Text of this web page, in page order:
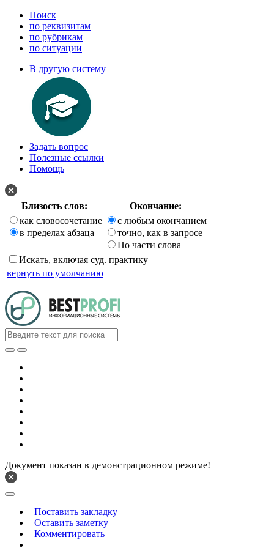
Поиск
по реквизитам
по рубрикам
по ситуации
В другую систему
Задать вопрос
Полезные ссылки
Помощь
Близость слов:
Окончание:
как словосочетание
в пределах абзаца
с любым окончанием
точно, как в запросе
По части слова
Искать, включая суд. практику
вернуть по умолчанию
Документ показан в демонстрационном режиме!
Поставить закладку
Оставить заметку
Комментировать